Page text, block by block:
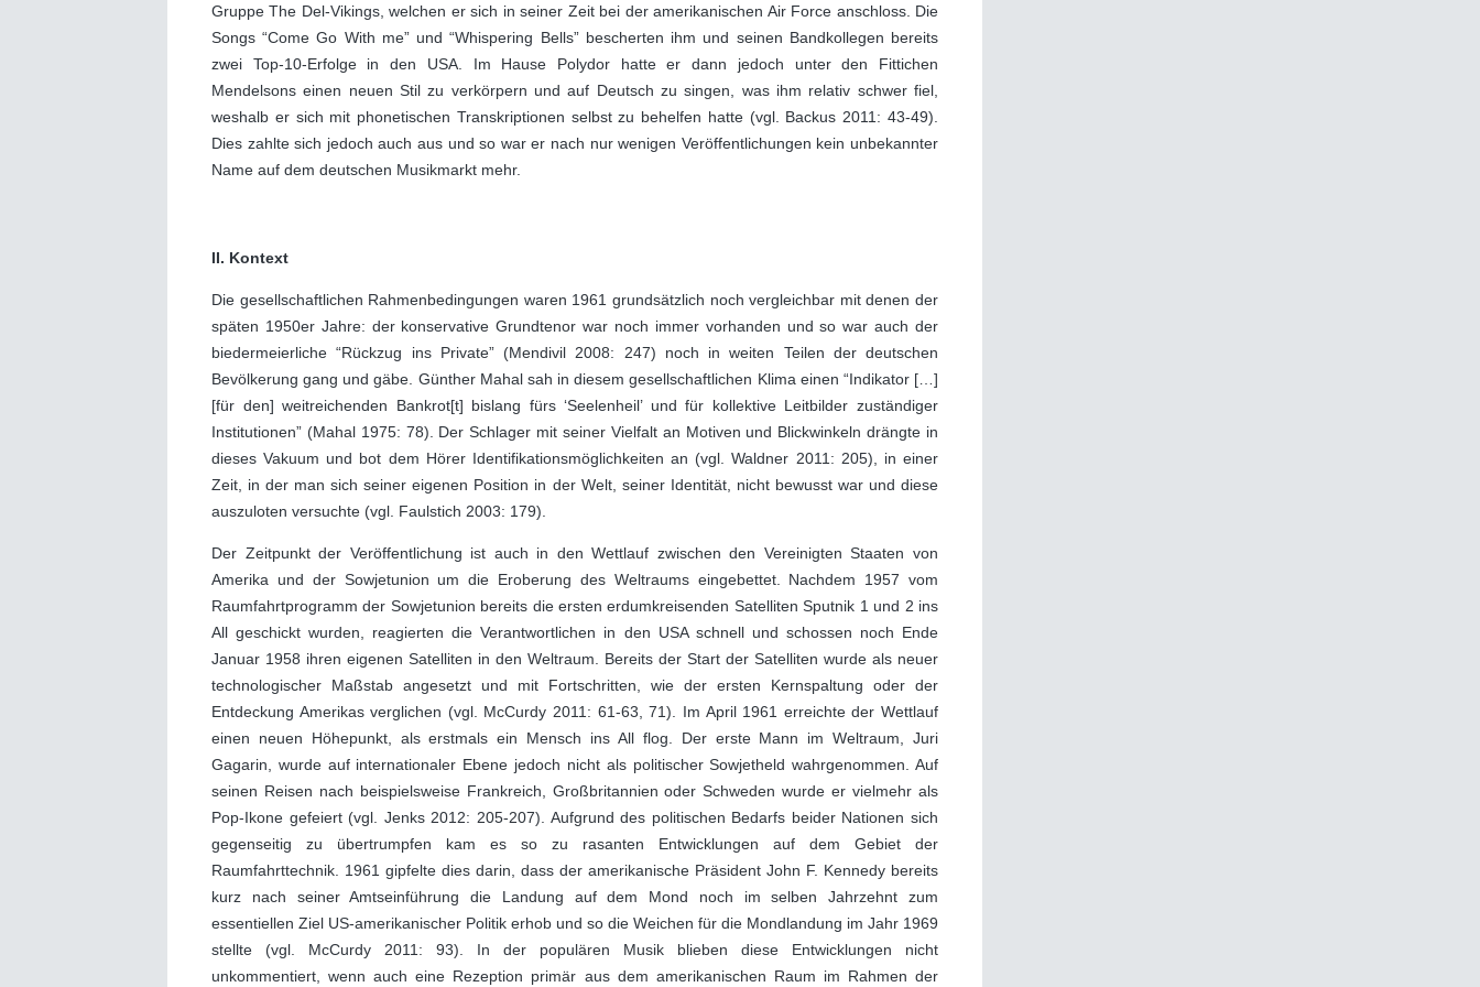
Gruppe The Del-Vikings, welchen er sich in seiner Zeit bei der amerikanischen Air Force anschloss. Die
Songs “Come Go With me” und “Whispering Bells” bescherten ihm und seinen Bandkollegen bereits
zwei Top-10-Erfolge in den USA. Im Hause Polydor hatte er dann jedoch unter den Fittichen
Mendelsons einen neuen Stil zu verkörpern und auf Deutsch zu singen, was ihm relativ schwer fiel,
weshalb er sich mit phonetischen Transkriptionen selbst zu behelfen hatte (vgl. Backus 2011: 43-49).
Dies zahlte sich jedoch auch aus und so war er nach nur wenigen Veröffentlichungen kein unbekannter
Name auf dem deutschen Musikmarkt mehr.
II. Kontext
Die gesellschaftlichen Rahmenbedingungen waren 1961 grundsätzlich noch vergleichbar mit denen der
späten 1950er Jahre: der konservative Grundtenor war noch immer vorhanden und so war auch der
biedermeierliche “Rückzug ins Private” (Mendivil 2008: 247) noch in weiten Teilen der deutschen
Bevölkerung gang und gäbe. Günther Mahal sah in diesem gesellschaftlichen Klima einen “Indikator […]
[für den] weitreichenden Bankrot[t] bislang fürs ‘Seelenheil’ und für kollektive Leitbilder zuständiger
Institutionen” (Mahal 1975: 78). Der Schlager mit seiner Vielfalt an Motiven und Blickwinkeln drängte in
dieses Vakuum und bot dem Hörer Identifikationsmöglichkeiten an (vgl. Waldner 2011: 205), in einer
Zeit, in der man sich seiner eigenen Position in der Welt, seiner Identität, nicht bewusst war und diese
auszuloten versuchte (vgl. Faulstich 2003: 179).
Der Zeitpunkt der Veröffentlichung ist auch in den Wettlauf zwischen den Vereinigten Staaten von
Amerika und der Sowjetunion um die Eroberung des Weltraums eingebettet. Nachdem 1957 vom
Raumfahrtprogramm der Sowjetunion bereits die ersten erdumkreisenden Satelliten Sputnik 1 und 2 ins
All geschickt wurden, reagierten die Verantwortlichen in den USA schnell und schossen noch Ende
Januar 1958 ihren eigenen Satelliten in den Weltraum. Bereits der Start der Satelliten wurde als neuer
technologischer Maßstab angesetzt und mit Fortschritten, wie der ersten Kernspaltung oder der
Entdeckung Amerikas verglichen (vgl. McCurdy 2011: 61-63, 71). Im April 1961 erreichte der Wettlauf
einen neuen Höhepunkt, als erstmals ein Mensch ins All flog. Der erste Mann im Weltraum, Juri
Gagarin, wurde auf internationaler Ebene jedoch nicht als politischer Sowjetheld wahrgenommen. Auf
seinen Reisen nach beispielsweise Frankreich, Großbritannien oder Schweden wurde er vielmehr als
Pop-Ikone gefeiert (vgl. Jenks 2012: 205-207). Aufgrund des politischen Bedarfs beider Nationen sich
gegenseitig zu übertrumpfen kam es so zu rasanten Entwicklungen auf dem Gebiet der
Raumfahrttechnik. 1961 gipfelte dies darin, dass der amerikanische Präsident John F. Kennedy bereits
kurz nach seiner Amtseinführung die Landung auf dem Mond noch im selben Jahrzehnt zum
essentiellen Ziel US-amerikanischer Politik erhob und so die Weichen für die Mondlandung im Jahr 1969
stellte (vgl. McCurdy 2011: 93). In der populären Musik blieben diese Entwicklungen nicht
unkommentiert, wenn auch eine Rezeption primär aus dem amerikanischen Raum im Rahmen der